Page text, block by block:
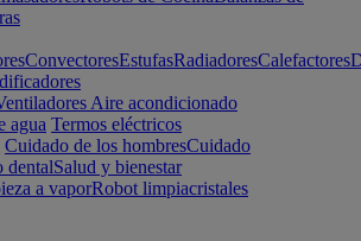
ConvectoresEstufasRadiadoresCalefactores
Aire acondicionado
agua Termos eléctricos
Cuidado de los hombresCuidado
dentalSalud y bienestar
a vaporRobot limpiacristales